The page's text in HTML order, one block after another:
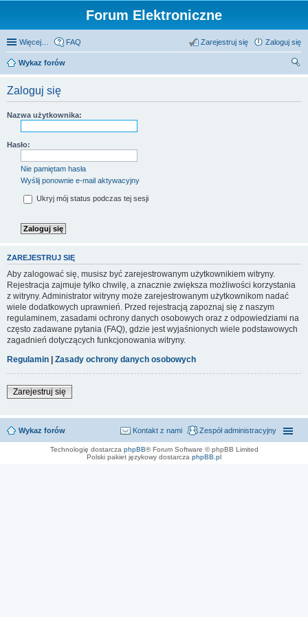
Forum Elektroniczne
Więcej… FAQ Zaloguj się
Zarejestruj się
Wykaz forów
Zaloguj się
Nazwa użytkownika:
Hasło:
Nie pamiętam hasła
Wyślij ponownie e-mail aktywacyjny
Ukryj mój status podczas tej sesji
ZAREJESTRUJ SIĘ
Aby zalogować się, musisz być zarejestrowanym użytkownikiem witryny.
Rejestracja zajmuje tylko chwilę, a znacznie zwiększa możliwości korzystania
z witryny. Administrator witryny może zarejestrowanym użytkownikom nadać
wiele dodatkowych uprawnień. Przed rejestracją zapoznaj się z naszym
regulaminem, zasadami ochrony danych osobowych oraz z odpowiedziami na
często zadawane pytania (FAQ), gdzie jest wyjaśnionych wiele podstawowych
zagadnień dotyczących funkcjonowania witryny.
Regulamin | Zasady ochrony danych osobowych
Zarejestruj się
Wykaz forów Zespół administracyjny
Kontakt z nami
Technologię dostarcza phpBB® Forum Software © phpBB Limited
Polski pakiet językowy dostarcza phpBB.pl